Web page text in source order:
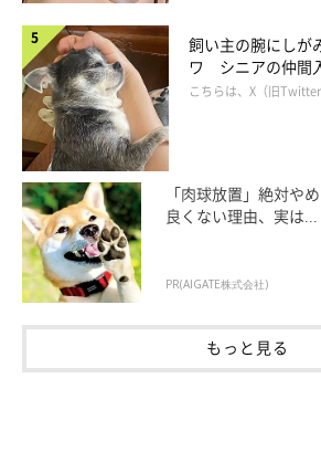
そんなつきひちゃんは、一緒に過ごすなか
せているそう。飼い主さんは、こんなエピ
す。
飼い主さん：
「お迎え当時はコロコロした体型だったの
見た目に変化がありました。行動面では、
などの指示にも応えられるようになり、い
ように。ひとつひとつできることが増える
す。
飼い主の腕にしが
ワ シニアの仲間
かな暮らしが続い
こちらは、X（旧
「肉球放置」絶対や
良くない理由、実は...
PR(AIGATE株式会社)
もっと見る